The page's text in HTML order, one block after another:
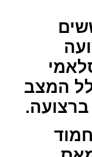
המצב